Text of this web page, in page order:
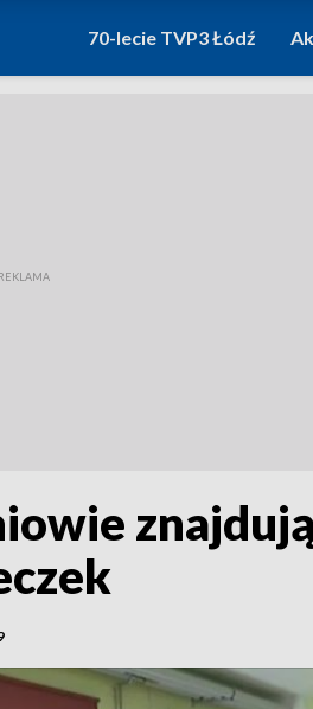
DO
70-lecie TVP3 Łódź